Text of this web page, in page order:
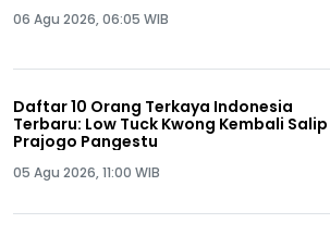
06 Agu 2026, 06:05 WIB
Daftar 10 Orang Terkaya Indonesia
Terbaru: Low Tuck Kwong Kembali Salip
Prajogo Pangestu
05 Agu 2026, 11:00 WIB